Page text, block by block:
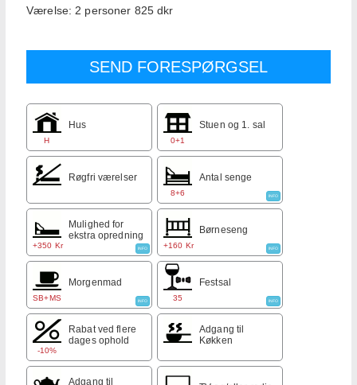
Værelse: 2 personer 825 dkr
H
Hus
0+1
Stuen og 1. sal
Røgfri værelser
8+6
Antal senge
INFO
+350 Kr
Mulighed for
ekstra opredning
INFO +160 Kr
Børneseng
INFO
SB+MS
Morgenmad
INFO 35
Festsal
INFO
-10%
Rabat ved flere
dages ophold
Adgang til
Køkken
Adgang til